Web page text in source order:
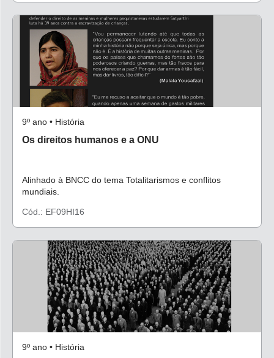
9º ano • História
Os direitos humanos e a ONU
Alinhado à BNCC do tema Totalitarismos e conflitos
mundiais.
Cód.: EF09HI16
9º ano • História